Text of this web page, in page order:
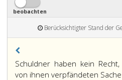
beobachten
Berücksichtigter Stand der
Paragraph
463,
Schuldner haben kein
von ihnen verpfändeten